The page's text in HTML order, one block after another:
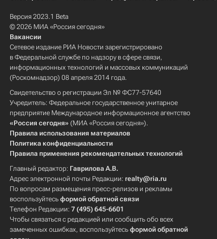
Версия 2023.1 Beta
© 2026 МИА «Россия сегодня»
Вакансии
Сетевое издание РИА Новости зарегистрировано
в Федеральной службе по надзору в сфере связи,
информационных технологий и массовых коммуникаций
(Роскомнадзор) 08 апреля 2014 года.
Свидетельство о регистрации Эл № ФС77-57640
Учредитель: Федеральное государственное унитарное
предприятие Международное информационное агентство
«Россия сегодня» (МИА «Россия сегодня»).
Правила использования материалов
Политика конфиденциальности
Правила применения рекомендательных технологий
Главный редактор: Гаврилова А.В.
Адрес электронной почты Редакции: realty@ria.ru
По вопросам размещения пресс-релизов и рекламы
воспользуйтесьформой обратной связи
Телефон Редакции: 7 (495) 645-6601
Чтобы связаться с редакцией или сообщить обо всех
замеченных ошибках, воспользуйтесьформой обратной